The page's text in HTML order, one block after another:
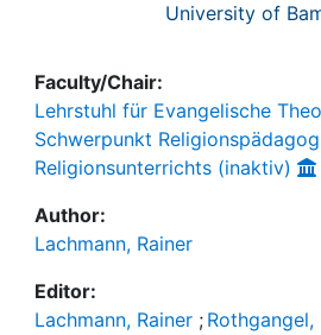
University of
Faculty/Chair:
Lehrstuhl für Evangelische
Schwerpunkt
Religionsunterrichts (inaktiv)
Author:
Lachmann, Rainer
Editor:
Lachmann, Rainer ;